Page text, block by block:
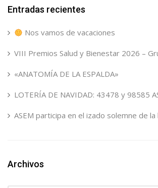
Entradas recientes
Nos vamos de vacaciones
VIII Premios Salud y Bienestar 2026 –
«ANATOMÍA DE LA ESPALDA»
LOTERÍA DE NAVIDAD: 43478 y 98585
ASEM participa en el izado solemne de la
Archivos